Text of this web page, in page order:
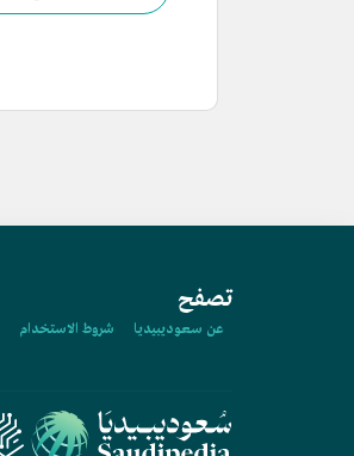
تصفح
عن سعوديبيديا شروط الاستخدام